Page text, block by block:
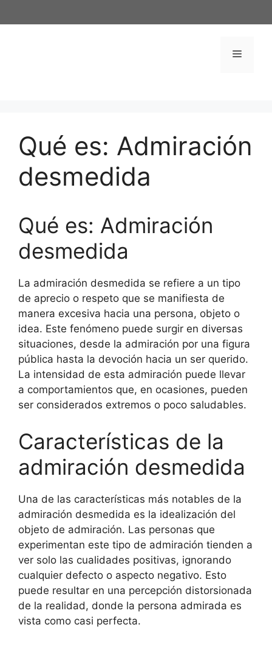
al
Menú
Qué es: Admiración
desmedida
Qué es: Admiración
desmedida
La admiración desmedida se refiere a un tipo
de aprecio o respeto que se manifiesta de
manera excesiva hacia una persona, objeto o
idea. Este fenómeno puede surgir en diversas
situaciones, desde la admiración por una figura
pública hasta la devoción hacia un ser querido.
La intensidad de esta admiración puede llevar
a comportamientos que, en ocasiones, pueden
ser considerados extremos o poco saludables.
Características de la
admiración desmedida
Una de las características más notables de la
admiración desmedida es la idealización del
objeto de admiración. Las personas que
experimentan este tipo de admiración tienden a
ver solo las cualidades positivas, ignorando
cualquier defecto o aspecto negativo. Esto
puede resultar en una percepción distorsionada
de la realidad, donde la persona admirada es
vista como casi perfecta.